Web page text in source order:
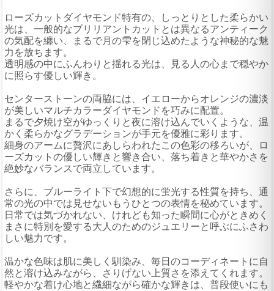
ローズカットダイヤモンド特有の、しっとりとした柔らかい
光は、一般的なブリリアントカットとは異なるアンティーク
の気配を纏い、まるで月の雫を閉じ込めたような神秘的な魅
力を放ちます。
透明感の中にふんわりと揺れる光は、見る人の心まで穏やか
に照らす優しい輝き。
センターストーンの両脇には、イエローからオレンジの濃淡
が美しいマルチカラーダイヤモンドを巧みに配置。
まるで夕焼け空がゆっくりと夜に溶け込んでいくような、温
かく柔らかなグラデーションが手元を優雅に彩ります。
細身のアームに贅沢にあしらわれたこの色彩の移ろいが、ロ
ーズカットの優しい輝きと響き合い、落ち着きと華やかさを
絶妙なバランスで両立しています。
さらに、ブルーライト下で幻想的に蛍光する性質を持ち、通
常の光の中では見せないもうひとつの表情を秘めています。
日常では気づかれない、けれども知った瞬間に心がときめく
まさに特別を愛する大人のためのジュエリーと呼ぶにふさわ
しい魅力です。
温かな色味は肌に美しく馴染み、毎日のコーディネートに自
然と溶け込みながら、さりげない上質さを添えてくれます。
軽やかな着け心地と繊細ながら確かな輝きは、普段使いにも